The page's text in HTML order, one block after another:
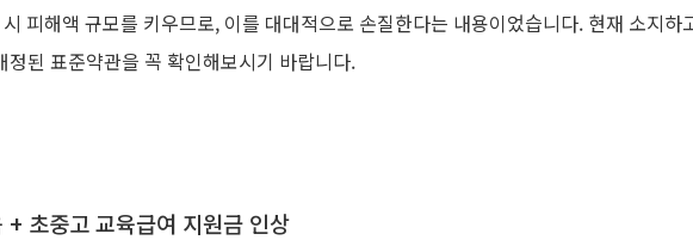
피해액 규모를 키우므로, 이를 대대적으로 손질한다는 내용이었습니다. 현재 소지하
된 표준약관을 꼭 확인해보시기 바랍니다.
초중고 교육급여 지원금 인상